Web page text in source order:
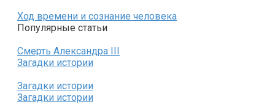
Ход времени и сознание человека
Популярные статьи
Смерть Александра III
Загадки истории
Загадки истории
Загадки истории